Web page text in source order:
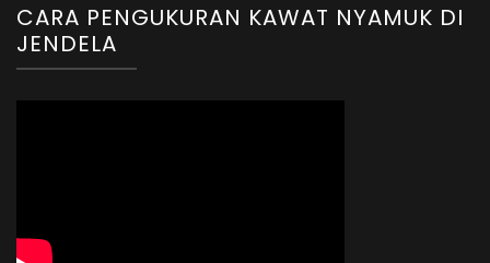
CARA PENGUKURAN KAWAT NYAMUK DI
JENDELA